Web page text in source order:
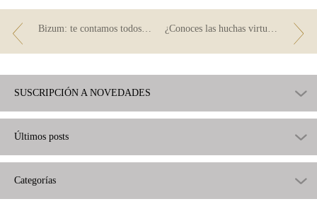
Bizum: te contamos todos sus secretos ¿Conoces las huchas virtuales? Ahorra con más facilidad
SUSCRIPCIÓN A NOVEDADES
Últimos posts
Categorías